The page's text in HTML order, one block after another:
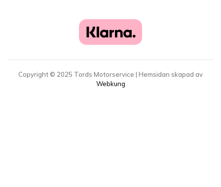
Copyright © 2025 Tords Motorservice | Hemsidan skapad av
Webkung